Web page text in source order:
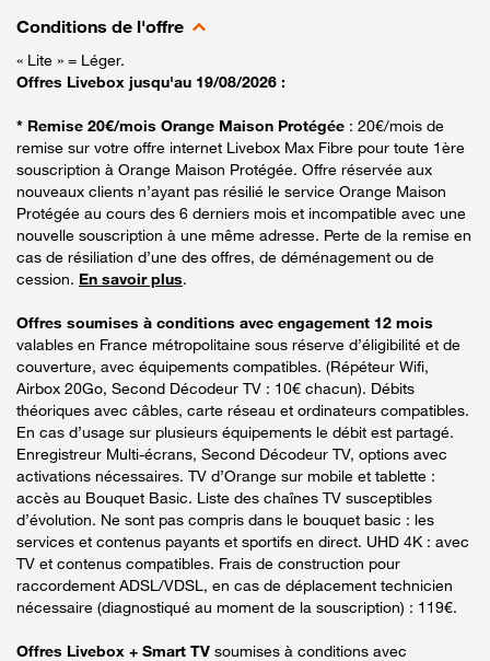
Conditions de l'offre
« Lite » = Léger.
Offres Livebox jusqu'au 19/08/2026 :
* Remise 20€/mois Orange Maison Protégée : 20€/mois de
remise sur votre offre internet Livebox Max Fibre pour toute 1ère
souscription à Orange Maison Protégée. Offre réservée aux
nouveaux clients n’ayant pas résilié le service Orange Maison
Protégée au cours des 6 derniers mois et incompatible avec une
nouvelle souscription à une même adresse. Perte de la remise en
cas de résiliation d’une des offres, de déménagement ou de
cession. En savoir plus.
Offres soumises à conditions avec engagement 12 mois
valables en France métropolitaine sous réserve d’éligibilité et de
couverture, avec équipements compatibles. (Répéteur Wifi,
Airbox 20Go, Second Décodeur TV : 10€ chacun). Débits
théoriques avec câbles, carte réseau et ordinateurs compatibles.
En cas d’usage sur plusieurs équipements le débit est partagé.
Enregistreur Multi-écrans, Second Décodeur TV, options avec
activations nécessaires. TV d’Orange sur mobile et tablette :
accès au Bouquet Basic. Liste des chaînes TV susceptibles
d’évolution. Ne sont pas compris dans le bouquet basic : les
services et contenus payants et sportifs en direct. UHD 4K : avec
TV et contenus compatibles. Frais de construction pour
raccordement ADSL/VDSL, en cas de déplacement technicien
nécessaire (diagnostiqué au moment de la souscription) : 119€.
Offres Livebox + Smart TV soumises à conditions avec